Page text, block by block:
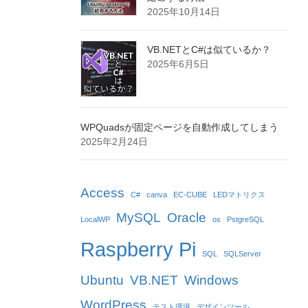
2025年10月14日
VB.NETとC#は似ているか？
2025年6月5日
WPQuadsが固定ページを自動作成してしまう
2025年2月24日
Access C# canva EC-CUBE LEDマトリクス
LocalWP MySQL Oracle os PstgreSQL
Raspberry Pi SQL SQLServer
Ubuntu VB.NET Windows
WordPress
テスト環境 デザインツール